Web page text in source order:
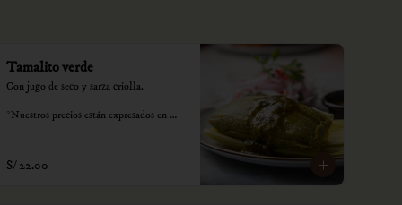
Tamalito verde
Con jugo de seco y sarza criolla.
*Nuestros precios están expresados en
S/ 22.00